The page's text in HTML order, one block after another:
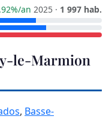
an 2025 · 1 997 hab.
le-Marmion
, Basse-